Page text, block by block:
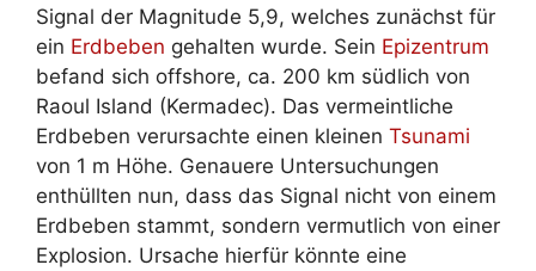
Signal der Magnitude 5,9, welches zunächst für
ein Erdbeben gehalten wurde. Sein Epizentrum
befand sich offshore, ca. 200 km südlich von
Raoul Island (Kermadec). Das vermeintliche
Erdbeben verursachte einen kleinen Tsunami
von 1 m Höhe. Genauere Untersuchungen
enthüllten nun, dass das Signal nicht von einem
Erdbeben stammt, sondern vermutlich von einer
Explosion. Ursache hierfür könnte eine